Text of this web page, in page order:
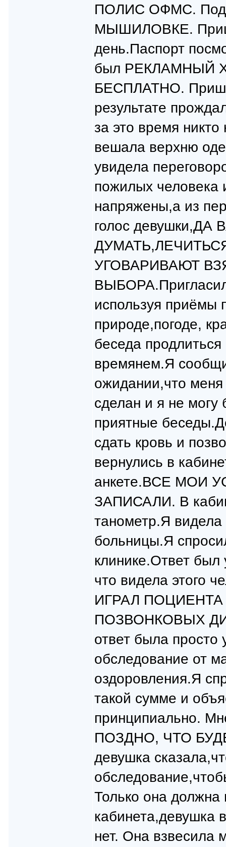
ПОЛИС ОФМС.
МЫШИЛОВКЕ.
день.Паспорт
был РЕКЛАМНЫЙ
БЕСПЛАТНО.
результате
за это время
вешала верхню
увидела
пожилых
напряжены,а из
голос
УГОВАРИВАЮТ
используя приёмы
природе,погоде,
беседа
времянем.Я
ожидании,что
сделан и я не могу
приятные
сдать кровь и
вернулись в
анкете.ВСЕ МОИ
ЗАПИСАЛИ. В
танометр.Я видела
больницы.Я
клинике.Ответ был
что видела этого
ИГРАЛ
ПОЗВОНКОВЫХ
ответ была
обследование от
оздоровления.Я
такой сумме и
принципиально.
ПОЗДНО, ЧТО
девушка
Только она
кабинета,девушка
нет. Она взвесила